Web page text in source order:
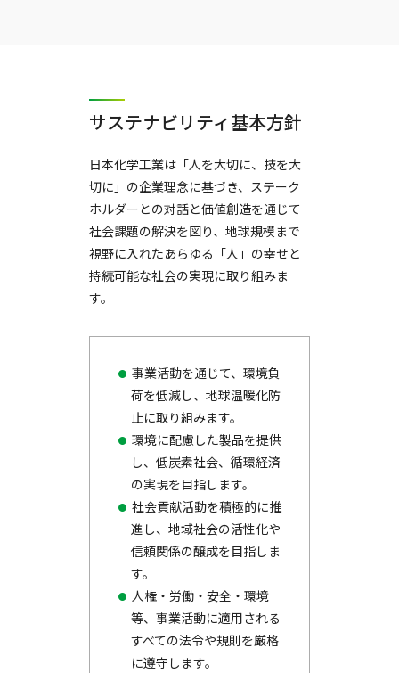
サステナビリティ基本方針
日本化学工業は「人を大切に、技を大
切に」の企業理念に基づき、ステーク
ホルダーとの対話と価値創造を通じて
社会課題の解決を図り、地球規模まで
視野に入れたあらゆる「人」の幸せと
持続可能な社会の実現に取り組みま
す。
事業活動を通じて、環境負
荷を低減し、地球温暖化防
止に取り組みます。
環境に配慮した製品を提供
し、低炭素社会、循環経済
の実現を目指します。
社会貢献活動を積極的に推
進し、地域社会の活性化や
信頼関係の醸成を目指しま
す。
人権・労働・安全・環境
等、事業活動に適用される
すべての法令や規則を厳格
に遵守します。